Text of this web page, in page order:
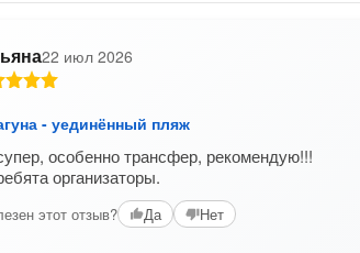
22 июл 2026
- уединённый пляж
особенно трансфер, рекомендую!!!
организаторы.
этот отзыв? Да Нет